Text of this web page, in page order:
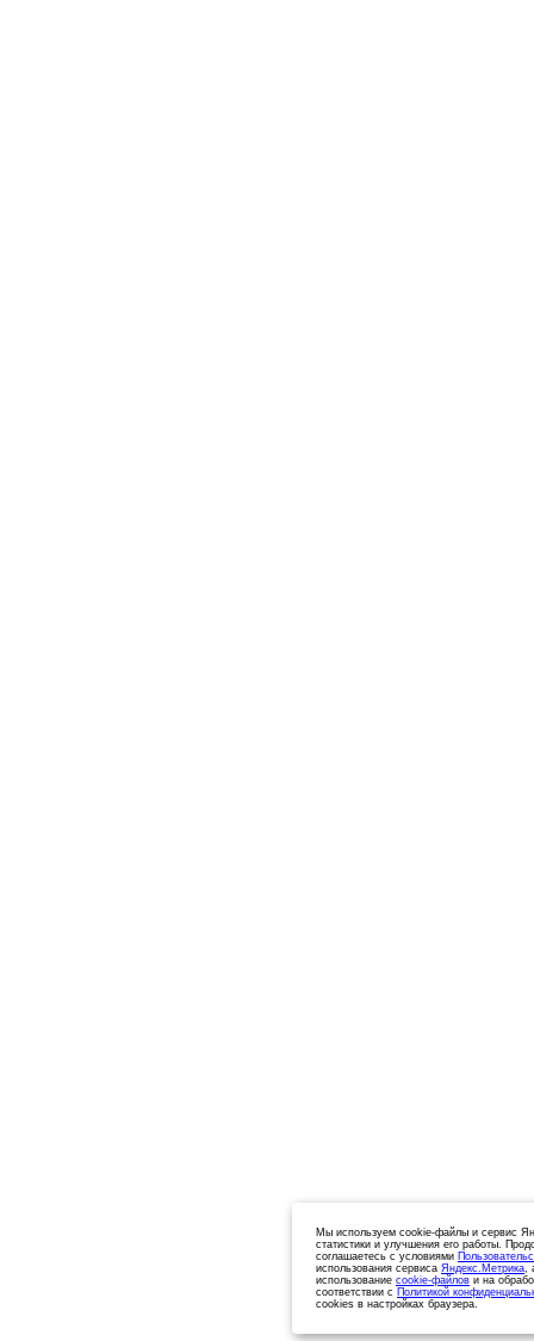
Мы используем cookie-файлы и сервис
статистики и улучшения его работы.
соглашаетесь с условиями
использования сервиса Яндекс.Метрика,
использование cookie-файлов и на
соответствии с Политикой
cookies в настройках браузера.